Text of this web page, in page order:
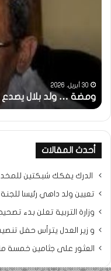
الشريف
30 أبريل، 2026
ومضة … ولد بلال يصدع
أحدث المقالات
الدرك يفكك شبكتين للمخدرات ويوقف
تعيين ولد داهي رئيسا
وزارة التربية تعلن بدء
و زير العدل يترأس حفل
العثور على جثامين خمسة